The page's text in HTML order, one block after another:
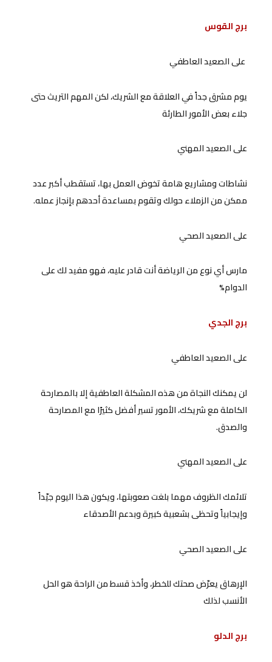
برج القوس
على الصعيد العاطفي
يوم مشرق جداً في العلاقة مع الشريك، لكن المهم التريث حتى
جلاء بعض الأمور الطارئة
على الصعيد المهني
نشاطات ومشاريع هامة تخوض العمل بها، تستقطب أكبر عدد
ممكن من الزملاء حولك وتقوم بمساعدة أحدهم بإنجاز عمله.
على الصعيد الصحي
مارس أي نوع من الرياضة أنت قادر عليه، فهو مفيد لك على
الدوام%
برج الجدي
على الصعيد العاطفي
لن يمكنك النجاة من هذه المشكلة العاطفية إلا بالمصارحة
الكاملة مع شريكك، الأمور تسير أفضل كثيرًا مع المصارحة
والصدق.
على الصعيد المهني
تلائمك الظروف مهما بلغت صعوبتها، ويكون هذا اليوم جيّداً
وإيجابياً وتحظى بشعبية كبيرة وبدعم الأصدقاء
على الصعيد الصحي
الإرهاق يعرّض صحتك للخطر، وأخذ قسط من الراحة هو الحل
الأنسب لذلك
برج الدلو